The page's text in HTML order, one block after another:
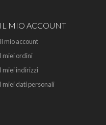
IL MIO ACCOUNT
Il mio account
I miei ordini
I miei indirizzi
I miei dati personali